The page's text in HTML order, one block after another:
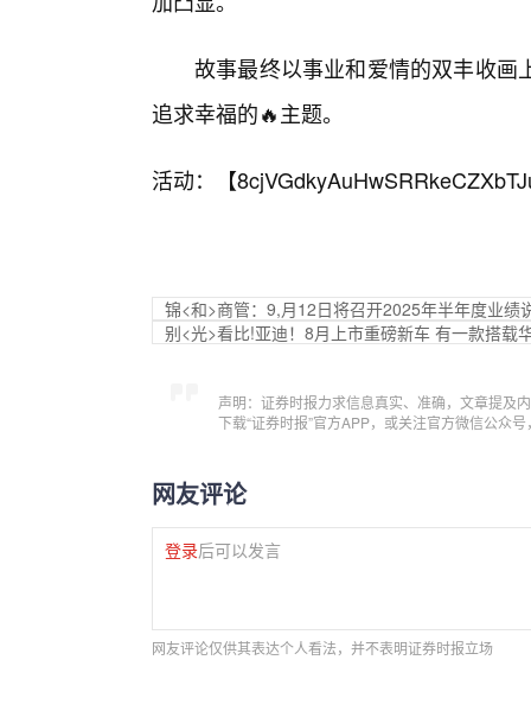
故事最终以事业和爱情的双丰收画
追求幸福的🔥主题。
活动：【
锦<和>商管：9,月12日将召开2025年半年度业绩
别<光>看比!亚迪！8月上市重磅新车 有一款搭载
声明：证券时报力求信息真实、准确，文章提及
下载“证券时报”官方APP，或关注官方微信公众
网友评论
登录后可以发言
网友评论仅供其表达个人看法，并不表明证券时报立场